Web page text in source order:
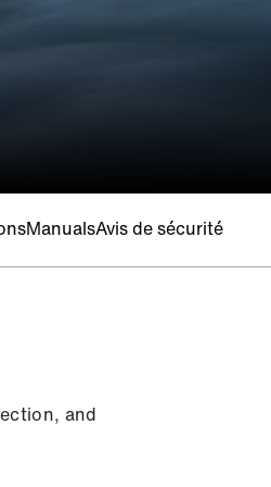
ManualsAvis de sécurité
and